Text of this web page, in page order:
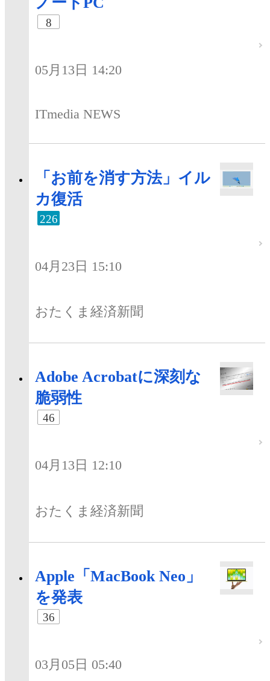
8
05月13日 14:20
ITmedia NEWS
「お前を消す方法」イル
カ復活
226
04月23日 15:10
おたくま経済新聞
Adobe Acrobatに深刻な
脆弱性
46
04月13日 12:10
おたくま経済新聞
Apple「MacBook Neo」
を発表
36
03月05日 05:40